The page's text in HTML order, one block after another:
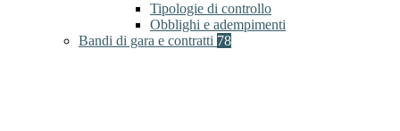
Tipologie di controllo
Obblighi e adempimenti
Bandi di gara e contratti 78